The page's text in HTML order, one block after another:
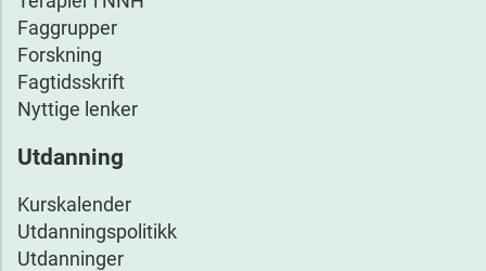
Faggrupper
Forskning
Fagtidsskrift
Nyttige lenker
Utdanning
Kurskalender
Utdanningspolitikk
Utdanninger